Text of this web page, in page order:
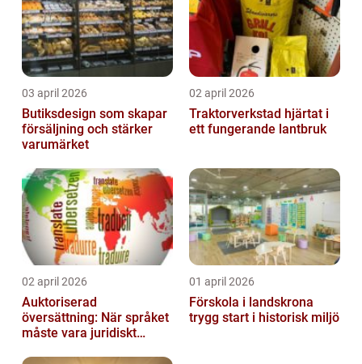
03 april 2026
Butiksdesign som skapar
försäljning och stärker
varumärket
02 april 2026
Traktorverkstad hjärtat i
ett fungerande lantbruk
02 april 2026
Auktoriserad
översättning: När språket
måste vara juridiskt
01 april 2026
Förskola i landskrona
trygg start i historisk miljö